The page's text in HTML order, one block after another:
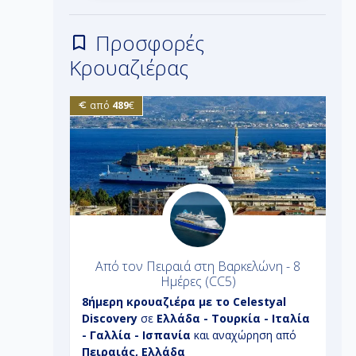
Προσφορές
Κρουαζιέρας
από 489€
Από τον Πειραιά στη Βαρκελώνη - 8
Ημέρες (CC5)
8ήμερηκρουαζιέρα με το Celestyal
Discoveryσε Ελλάδα - Τουρκία - Ιταλία
- Γαλλία - Ισπανία και αναχώρηση από
Πειραιάς, Ελλάδα